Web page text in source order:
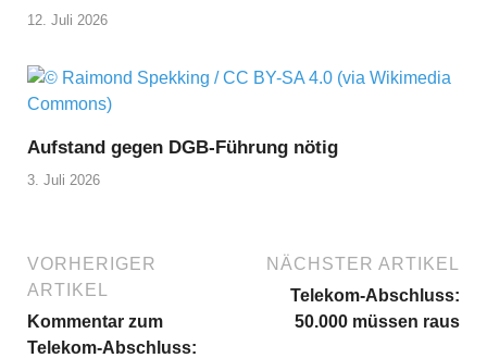
12. Juli 2026
Aufstand gegen DGB-Führung nötig
3. Juli 2026
VORHERIGER
ARTIKEL
Kommentar zum
Telekom-Abschluss:
NÄCHSTER ARTIKEL
Telekom-Abschluss:
50.000 müssen raus